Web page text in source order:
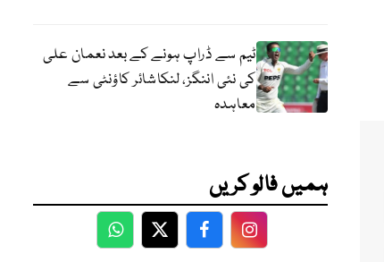
ٹیم سے ڈراپ ہونے کے بعد نعمان علی
کی نئی اننگز، لنکاشائر کاؤنٹی سے
معاہدہ
ہمیں فالو کریں
WhatsApp
TwitterFacebookFacebook